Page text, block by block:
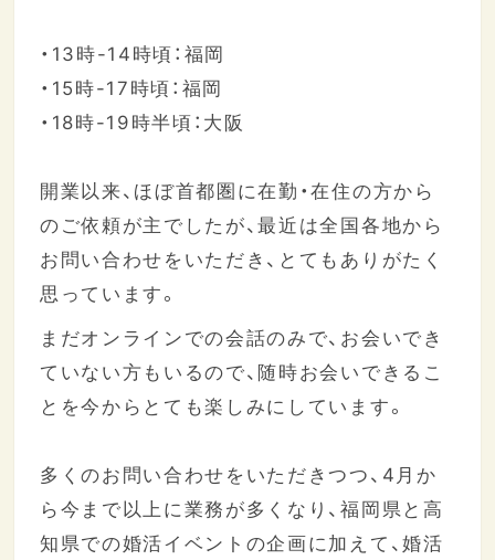
・13時-14時頃：福岡
・15時-17時頃：福岡
・18時-19時半頃：大阪
開業以来、ほぼ首都圏に在勤・在住の方から
のご依頼が主でしたが、最近は全国各地から
お問い合わせをいただき、とてもありがたく
思っています。
まだオンラインでの会話のみで、お会いでき
ていない方もいるので、随時お会いできるこ
とを今からとても楽しみにしています。
多くのお問い合わせをいただきつつ、4月か
ら今まで以上に業務が多くなり、福岡県と高
知県での婚活イベントの企画に加えて、婚活